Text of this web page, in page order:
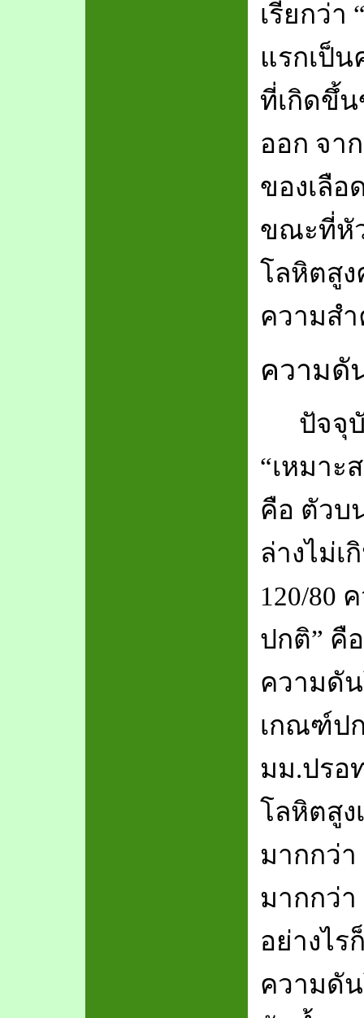
เรียกว่า
แรกเป็
ที่เกิดขึ้
ออก จา
ของเลือ
ขณะที่หั
โลหิตสูง
ความส
ความดั
ปัจจุ
“เหมาะ
คือ ตัวบ
ล่างไม่เ
120/80
ปกติ” คื
ความดั
เกณฑ์ปก
มม.ปรอ
โลหิตสู
มากกว่า
มากกว่า
อย่างไร
ความดั